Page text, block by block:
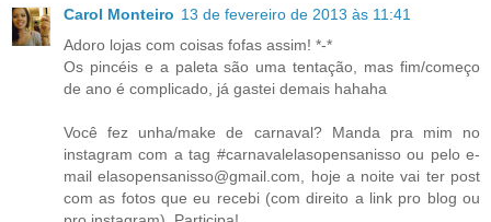
Carol Monteiro 13 de fevereiro de 2013 às 11:41
Adoro lojas com coisas fofas assim! *-*
Os pincéis e a paleta são uma tentação, mas fim/começo
de ano é complicado, já gastei demais hahaha
Você fez unha/make de carnaval? Manda pra mim no
instagram com a tag #carnavalelasopensanisso ou pelo e-
mail elasopensanisso@gmail.com, hoje a noite vai ter post
com as fotos que eu recebi (com direito a link pro blog ou